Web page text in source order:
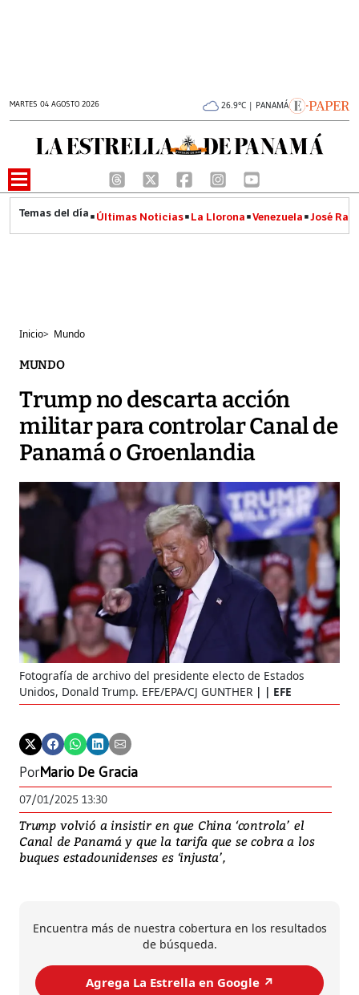
MARTES 04 AGOSTO 2026 26.9°C | PANAMÁ
Últimas Noticias La Llorona Venezuela José
Inicio> Mundo
MUNDO
Trump no descarta acción
militar para controlar Canal de
Panamá o Groenlandia
Fotografía de archivo del presidente electo de Estados
Unidos, Donald Trump. EFE/EPA/CJ GUNTHER
| EFE
PorMario De Gracia
07/01/2025 13:30
Trump volvió a insistir en que China ‘controla’ el
Canal de Panamá y que la tarifa que se cobra a los
buques estadounidenses es ‘injusta’,
Encuentra más de nuestra cobertura en los resultados
de búsqueda.
Agrega La Estrella en Google ↗️